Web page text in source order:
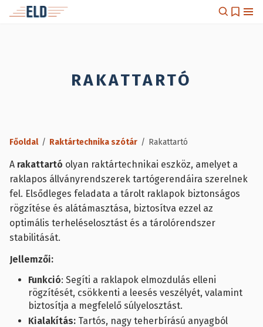
RAKATTARTÓ
Főoldal / Raktártechnika szótár / Rakattartó
A rakattartó olyan raktártechnikai eszköz, amelyet a
raklapos állványrendszerek tartógerendáira szerelnek
fel. Elsődleges feladata a tárolt raklapok biztonságos
rögzítése és alátámasztása, biztosítva ezzel az
optimális terheléselosztást és a tárolórendszer
stabilitását.
Jellemzői:
Funkció: Segíti a raklapok elmozdulás elleni
rögzítését, csökkenti a leesés veszélyét, valamint
biztosítja a megfelelő súlyelosztást.
Kialakítás: Tartós, nagy teherbírású anyagból